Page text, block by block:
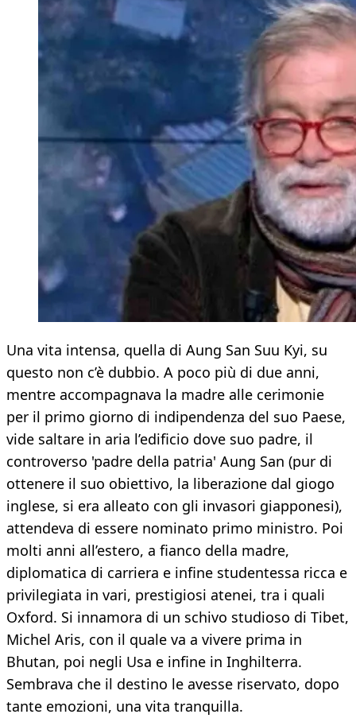
Una vita intensa, quella di Aung San Suu Kyi, su
questo non c’è dubbio. A poco più di due anni,
mentre accompagnava la madre alle cerimonie
per il primo giorno di indipendenza del suo Paese,
vide saltare in aria l’edificio dove suo padre, il
controverso 'padre della patria' Aung San (pur di
ottenere il suo obiettivo, la liberazione dal giogo
inglese, si era alleato con gli invasori giapponesi),
attendeva di essere nominato primo ministro. Poi
molti anni all’estero, a fianco della madre,
diplomatica di carriera e infine studentessa ricca e
privilegiata in vari, prestigiosi atenei, tra i quali
Oxford. Si innamora di un schivo studioso di Tibet,
Michel Aris, con il quale va a vivere prima in
Bhutan, poi negli Usa e infine in Inghilterra.
Sembrava che il destino le avesse riservato, dopo
tante emozioni, una vita tranquilla.